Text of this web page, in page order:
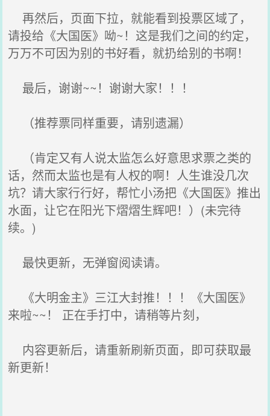
再然后，页面下拉，就能看到投票区域了，
请投给《大国医》呦~！这是我们之间的约定，
万万不可因为别的书好看，就扔给别的书啊！
最后，谢谢~~！谢谢大家！！！
（推荐票同样重要，请别遗漏）
（肯定又有人说太监怎么好意思求票之类的
话，然而太监也是有人权的啊！人生谁没几次
坑？请大家行行好，帮忙小汤把《大国医》推出
水面，让它在阳光下熠熠生辉吧！）(未完待
续。)
最快更新，无弹窗阅读请。
《大明金主》三江大封推！！！《大国医》
来啦~~！ 正在手打中，请稍等片刻，
内容更新后，请重新刷新页面，即可获取最
新更新！